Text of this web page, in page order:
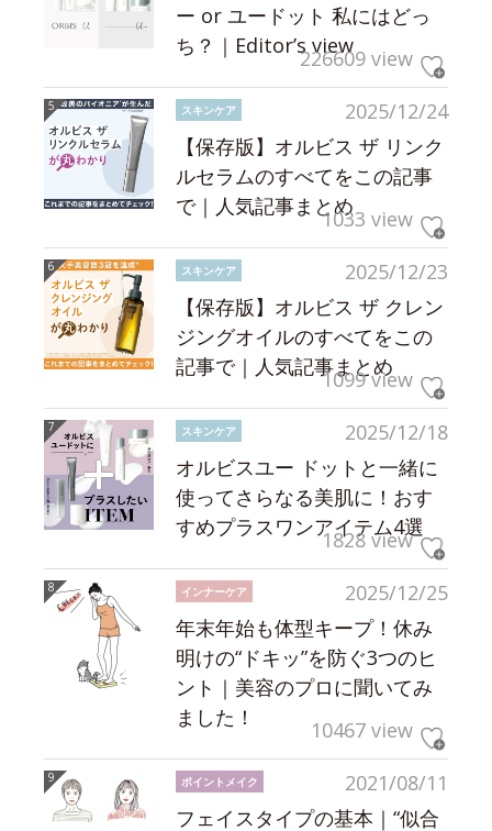
ー or ユードット 私にはどっ
ち？｜Editor’s view226609 view
2025/12/24
スキンケア
【保存版】オルビス ザ リンク
ルセラムのすべてをこの記事
で｜人気記事まとめ1033 view
2025/12/23
スキンケア
【保存版】オルビス ザ クレン
ジングオイルのすべてをこの
記事で｜人気記事まとめ
1099 view
2025/12/18
スキンケア
オルビスユー ドットと一緒に
使ってさらなる美肌に！おす
すめプラスワンアイテム4選
1828 view
2025/12/25
インナーケア
年末年始も体型キープ！休み
明けの“ドキッ”を防ぐ3つのヒ
ント｜美容のプロに聞いてみ
ました！
10467 view
2021/08/11
ポイントメイク
フェイスタイプの基本｜“似合